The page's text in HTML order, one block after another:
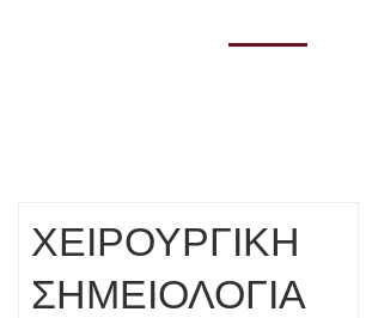
ΧΕΙΡΟΥΡΓΙΚΗ
ΣΗΜΕΙΟΛΟΓΙΑ